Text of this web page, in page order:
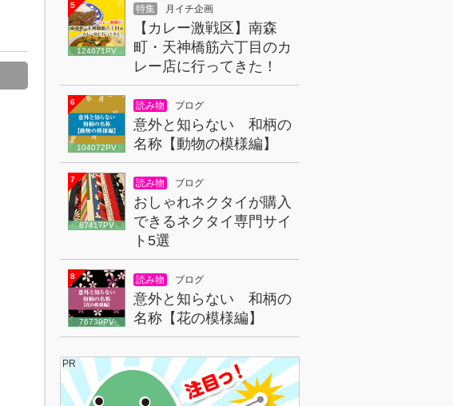
5
124671PV
特集 月イチ企画
【カレー激戦区】南森
町・天神橋筋六丁目のカ
レー店に行ってきた！
6
104072PV
読み物 ブログ
意外と知らない 和柄の
名称【動物の模様編】
7
87417PV
読み物 ブログ
おしゃれネクタイが購入
できるネクタイ専門サイ
ト5選
8
76739PV
読み物 ブログ
意外と知らない 和柄の
名称【花の模様編】
PR